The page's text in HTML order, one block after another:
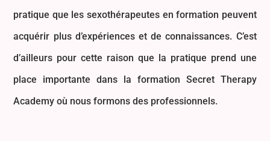
pratique que les sexothérapeutes en formation peuvent
acquérir plus d’expériences et de connaissances. C’est
d’ailleurs pour cette raison que la pratique prend une
place importante dans la formation Secret Therapy
Academy où nous formons des professionnels.